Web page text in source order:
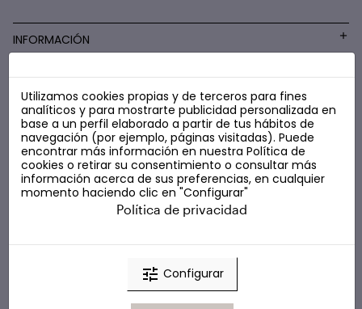
INFORMACIÓN
COSMÉTICA LOW COST
Utilizamos cookies propias y de terceros para fines
analíticos y para mostrarte publicidad personalizada en
base a un perfil elaborado a partir de tus hábitos de
navegación (por ejemplo, páginas visitadas). Puede
encontrar más información en nuestra Política de
cookies o retirar su consentimiento o consultar más
información acerca de sus preferencias, en cualquier
momento haciendo clic en "Configurar"
Política de privacidad
tune Configurar